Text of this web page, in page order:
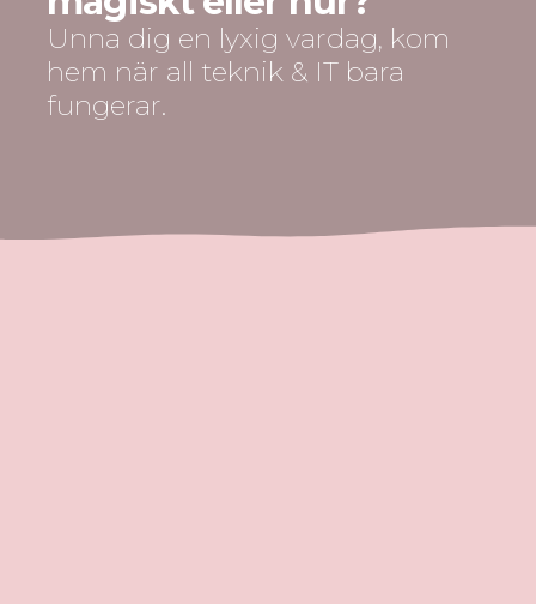
Unna dig en lyxig vardag, kom
hem när all teknik & IT bara
fungerar.